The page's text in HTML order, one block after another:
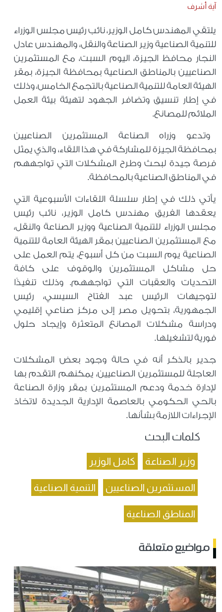
آية أشرف
يلتقي المهندس كامل الوزير، نائب رئيس مجلس الوزراء
للتنمية الصناعية وزير الصناعة والنقل، والمهندس عادل
النجار محافظ الجيزة، اليوم السبت، مع المستثمرين
الصناعيين بالمناطق الصناعية بمحافظة الجيزة، بمقر
الهيئة العامة للتنمية الصناعية بالتجمع الخامس، وذلك
في إطار تنسيق وتضافر الجهود لتهيئة بيئة العمل
الملائم للمصانع.
وتدعو وزراه الصناعة المستثمرين الصناعيين
بمحافظة الجيزة للمشاركة في هذا اللقاء، والذي يمثل
فرصة جيدة لبحث وطرح المشكلات التي تواجههم
في المناطق الصناعية بالمحافظة.
يأتي ذلك في إطار سلسلة اللقاءات الأسبوعية التي
يعقدها الفريق مهندس كامل الوزير، نائب رئيس
مجلس الوزراء للتنمية الصناعية ووزير الصناعة والنقل،
مع المستثمرين الصناعيين بمقر الهيئة العامة للتنمية
الصناعية يوم السبت من كل أسبوع، يتم العمل على
حل مشاكل المستثمرين والوقوف على كافة
التحديات والعقبات التي تواجههم. وذلك تنفيذًا
لتوجيهات الرئيس عبد الفتاح السيسي، رئيس
الجمهورية، بتحويل مصر إلى مركز صناعي إقليمي
ودراسة مشكلات المصانع المتعثرة وإيجاد حلول
فورية لتشغيلها.
جدير بالذكر أنه في حالة وجود بعض المشكلات
العاجلة للمستثمرين الصناعيين، يمكنهم التقدم بها
لإدارة خدمة ودعم المستثمرين بمقر وزارة الصناعة
بالحي الحكومي بالعاصمة الإدارية الجديدة لاتخاذ
الإجراءات اللازمة بشأنها.
كلمات البحث
وزير الصناعة كامل الوزير
المستثمرين الصناعيين التنمية الصناعية
المناطق الصناعية
مواضيع متعلقة